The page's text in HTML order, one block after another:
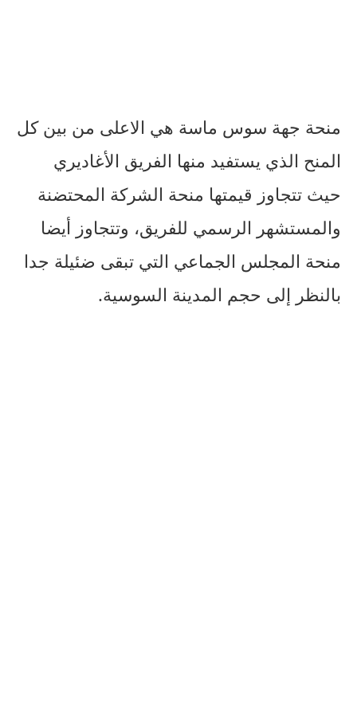
منحة جهة سوس ماسة هي الاعلى من بين كل
المنح الذي يستفيد منها الفريق الأغاديري
حيث تتجاوز قيمتها منحة الشركة المحتضنة
والمستشهر الرسمي للفريق، وتتجاوز أيضا
منحة المجلس الجماعي التي تبقى ضئيلة جدا
بالنظر إلى حجم المدينة السوسية.